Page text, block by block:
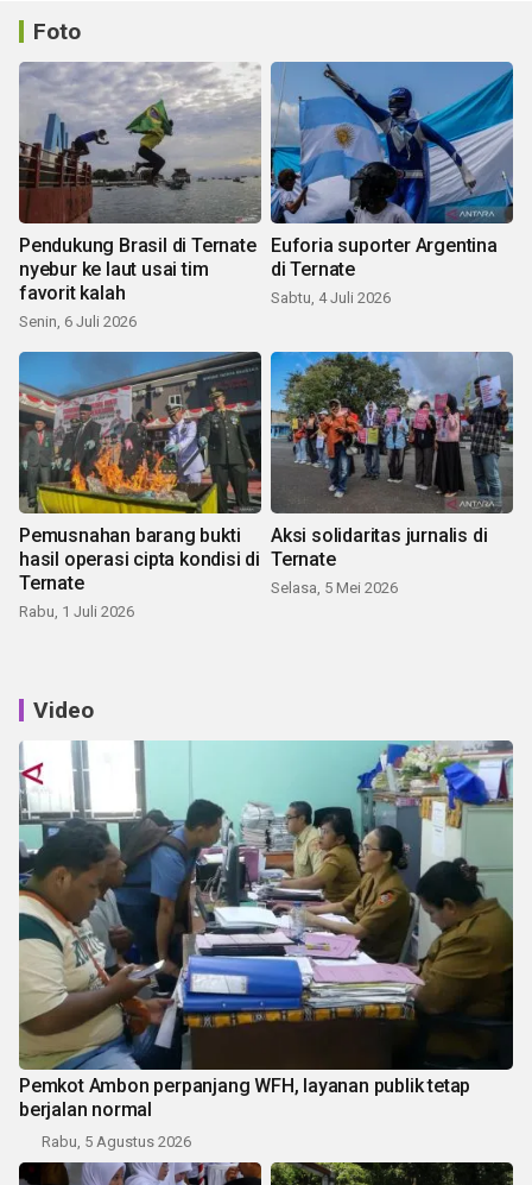
Foto
Pendukung Brasil di Ternate
nyebur ke laut usai tim
favorit kalah
Senin, 6 Juli 2026
Euforia suporter Argentina
di Ternate
Sabtu, 4 Juli 2026
Pemusnahan barang bukti
hasil operasi cipta kondisi di
Ternate
Rabu, 1 Juli 2026
Aksi solidaritas jurnalis di
Ternate
Selasa, 5 Mei 2026
Video
Pemkot Ambon perpanjang WFH, layanan publik tetap
berjalan normal
Rabu, 5 Agustus 2026